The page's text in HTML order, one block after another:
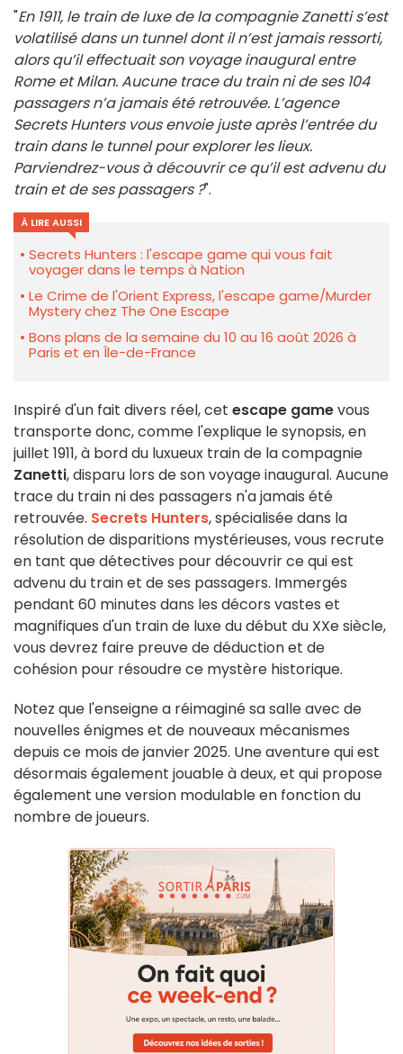
"En 1911, le train de luxe de la compagnie Zanetti s’est
volatilisé dans un tunnel dont il n’est jamais ressorti,
alors qu’il effectuait son voyage inaugural entre
Rome et Milan. Aucune trace du train ni de ses 104
passagers n’a jamais été retrouvée. L’agence
Secrets Hunters vous envoie juste après l’entrée du
train dans le tunnel pour explorer les lieux.
Parviendrez-vous à découvrir ce qu’il est advenu du
train et de ses passagers ?".
À LIRE AUSSI
Secrets Hunters : l'escape game qui vous fait
voyager dans le temps à Nation
Le Crime de l'Orient Express, l'escape game/Murder
Mystery chez The One Escape
Bons plans de la semaine du 10 au 16 août 2026 à
Paris et en Île-de-France
Inspiré d'un fait divers réel, cet escape gamevous
transporte donc, comme l'explique le synopsis, en
juillet 1911, à bord du luxueux train de la compagnie
Zanetti, disparu lors de son voyage inaugural. Aucune
trace du train ni des passagers n'a jamais été
retrouvée. Secrets Hunters, spécialisée dans la
résolution de disparitions mystérieuses, vous recrute
en tant que détectives pour découvrir ce qui est
advenu du train et de ses passagers. Immergés
pendant 60 minutes dans les décors vastes et
magnifiques d'un train de luxe du début du XXe siècle,
vous devrez faire preuve de déduction et de
cohésion pour résoudre ce mystère historique.
Notez que l'enseigne a réimaginé sa salle avec de
nouvelles énigmes et de nouveaux mécanismes
depuis ce mois de janvier 2025. Une aventure qui est
désormais également jouable à deux, et qui propose
également une version modulable en fonction du
nombre de joueurs.